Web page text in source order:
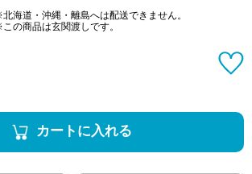
海道・沖縄・離島へは配送できません。
の商品は玄関渡しです。
カートに入れる